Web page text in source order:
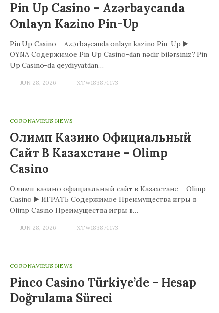
Pin Up Casino – Azərbaycanda
Onlayn Kazino Pin-Up
Pin Up Casino – Azərbaycanda onlayn kazino Pin-Up ▶️
OYNA Содержимое Pin Up Casino-dan nədir bilərsiniz? Pin
Up Casino-da qeydiyyatdan…
JUN 28, 2026 XTW183870173
CORONAVIRUS NEWS
Олимп Казино Официальный
Сайт В Казахстане – Olimp
Casino
Олимп казино официальный сайт в Казахстане – Olimp
Casino ▶️ ИГРАТЬ Содержимое Преимущества игры в
Olimp Casino Преимущества игры в…
JUN 28, 2026 XTW183870173
CORONAVIRUS NEWS
Pinco Casino Türkiye’de – Hesap
Doğrulama Süreci